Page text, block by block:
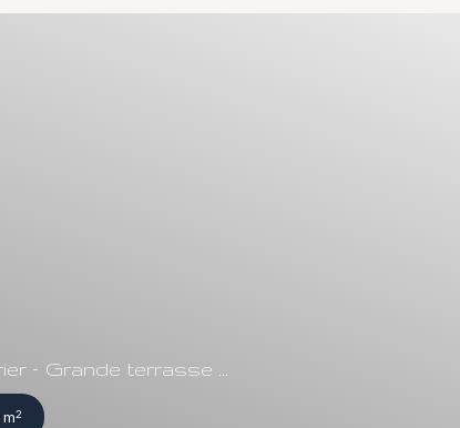
– Grande terrasse ...
2